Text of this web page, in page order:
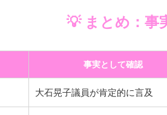
💡 まとめ：事
事実として確認
大石晃子議員が肯定的に言及